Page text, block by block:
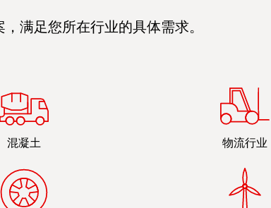
满足您所在行业的具体需求。
混凝土 物流行业